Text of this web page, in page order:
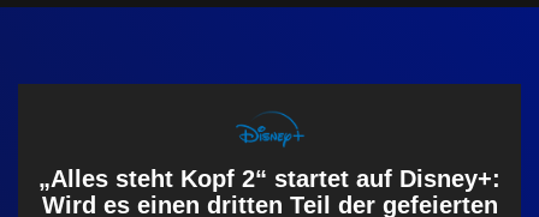
„Alles steht Kopf 2“ startet auf Disney+:
Wird es einen dritten Teil der gefeierten